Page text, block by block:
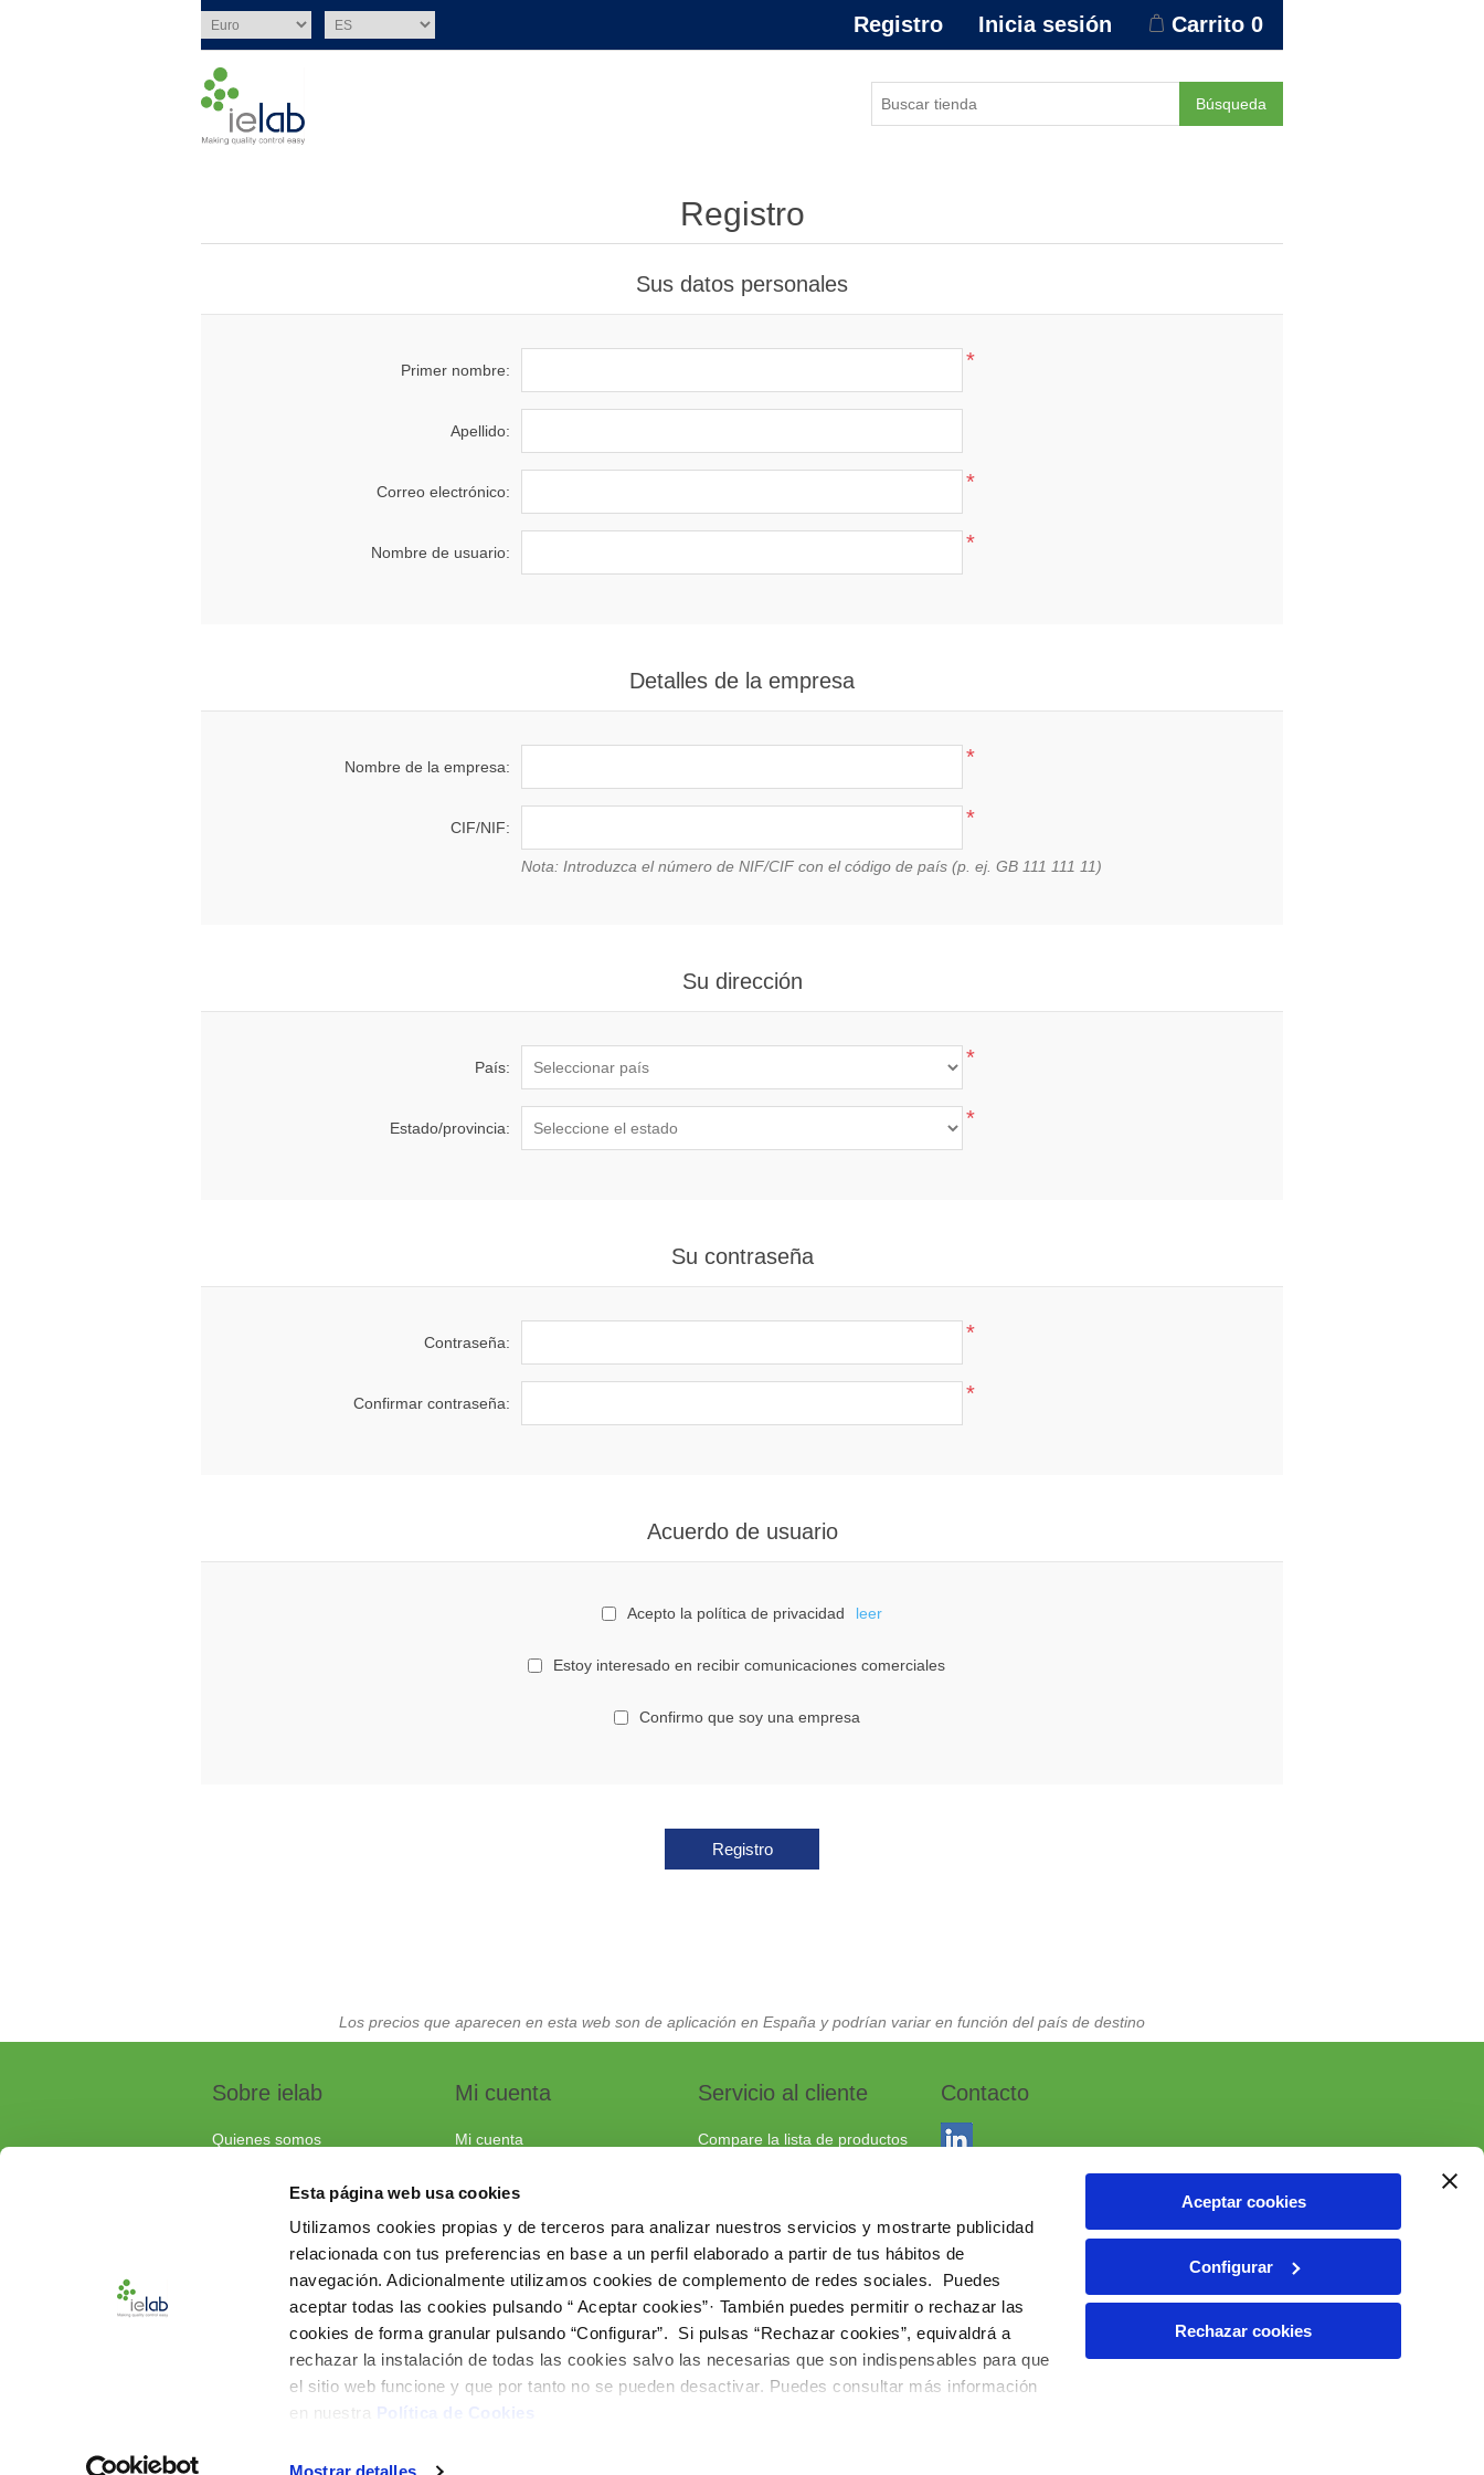
Esta página web usa cookies
Utilizamos cookies propias y de terceros para analizar nuestros servicios y mostrarte publicidad
relacionada con tus preferencias en base a un perfil elaborado a partir de tus hábitos de
navegación. Adicionalmente utilizamos cookies de complemento de redes sociales. Puedes
aceptar todas las cookies pulsando “ Aceptar cookies”· También puedes permitir o rechazar las
cookies de forma granular pulsando “Configurar”. Si pulsas “Rechazar cookies”, equivaldrá a
rechazar la instalación de todas las cookies salvo las necesarias que son indispensables para que
el sitio web funcione y que por tanto no se pueden desactivar. Puedes consultar más información
en nuestra Política de Cookies
Mostrar detalles
Aceptar cookies
Configurar
Rechazar cookies
Registro Inicia sesión Carrito 0
Búsqueda
Registro
Sus datos personales
Primer nombre: *
Apellido:
Correo electrónico: *
Nombre de usuario: *
Detalles de la empresa
Nombre de la empresa: *
CIF/NIF: *
Nota: Introduzca el número de NIF/CIF con el código de país (p. ej. GB 111 111 11)
Su dirección
País: *
Estado/provincia: *
Su contraseña
Contraseña: *
Confirmar contraseña: *
Acuerdo de usuario
Acepto la política de privacidad leer
Estoy interesado en recibir comunicaciones comerciales
Confirmo que soy una empresa
Registro
Los precios que aparecen en esta web son de aplicación en España y podrían variar en función del país de destino
Sobre ielab
Quienes somos
Soluciones a medida
Contacta con nosotros
Documentos de interés
Preguntas frecuentes
Mi cuenta
Mi cuenta
Servicio al cliente
Compare la lista de productos
Aviso Legal
Política de privacidad
Contacto
Dracma, 7 - Polígono Industrial Las Atalayas
03114 ALICANTE (España)
+34 966 10 55 01
comercial@ielab.es
www.ielab.es
nopCommerce